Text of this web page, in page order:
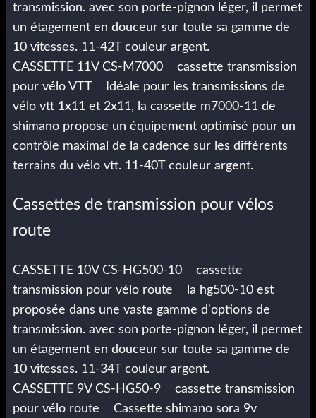
transmission. avec son porte-pignon léger, il permet
un étagement en douceur sur toute sa gamme de
10 vitesses. 11-42T couleur argent.
CASSETTE 11V CS-M7000 cassette transmission
pour vélo VTT Idéale pour les transmissions de
vélo vtt 1x11 et 2x11, la cassette m7000-11 de
shimano propose un équipement optimisé pour un
contrôle maximal de la cadence sur les différents
terrains du vélo vtt. 11-40T couleur argent.
Cassettes de transmission pour vélos
route
CASSETTE 10V CS-HG500-10 cassette
transmission pour vélo route la hg500-10 est
proposée dans une vaste gamme d'options de
transmission. avec son porte-pignon léger, il permet
un étagement en douceur sur toute sa gamme de
10 vitesses. 11-34T couleur argent.
CASSETTE 9V CS-HG50-9 cassette transmission
pour vélo route Cassette shimano sora 9v